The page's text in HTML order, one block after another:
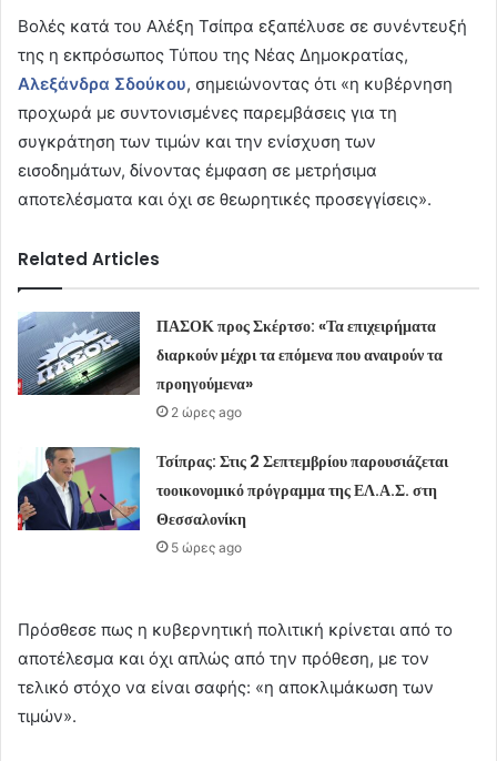
Βολές κατά του Αλέξη Τσίπρα εξαπέλυσε σε συνέντευξή
της η εκπρόσωπος Τύπου της Νέας Δημοκρατίας,
Αλεξάνδρα Σδούκου, σημειώνοντας ότι «η κυβέρνηση
προχωρά με συντονισμένες παρεμβάσεις για τη
συγκράτηση των τιμών και την ενίσχυση των
εισοδημάτων, δίνοντας έμφαση σε μετρήσιμα
αποτελέσματα και όχι σε θεωρητικές προσεγγίσεις».
Related Articles
ΠΑΣΟΚ προς Σκέρτσο: «Τα επιχειρήματα
διαρκούν μέχρι τα επόμενα που αναιρούν τα
προηγούμενα»
2 ώρες ago
Τσίπρας: Στις 2 Σεπτεμβρίου παρουσιάζεται
τοοικονομικό πρόγραμμα της ΕΛ.Α.Σ. στη
Θεσσαλονίκη
5 ώρες ago
Πρόσθεσε πως η κυβερνητική πολιτική κρίνεται από το
αποτέλεσμα και όχι απλώς από την πρόθεση, με τον
τελικό στόχο να είναι σαφής: «η αποκλιμάκωση των
τιμών».